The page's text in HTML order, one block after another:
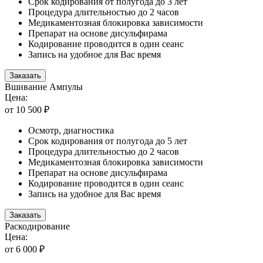
Процедура длительностью до 2 часов
Медикаментозная блокировка зависимости
Препарат на основе дисульфирама
Кодирование проводится в один сеанс
Запись на удобное для Вас время
Заказать
Вшивание Ампулы
Цена:
от 10 500 ₽
Осмотр, диагностика
Срок кодирования от полугода до 5 лет
Процедура длительностью до 2 часов
Медикаментозная блокировка зависимости
Препарат на основе дисульфирама
Кодирование проводится в один сеанс
Запись на удобное для Вас время
Заказать
Раскодирование
Цена:
от 6 000 ₽